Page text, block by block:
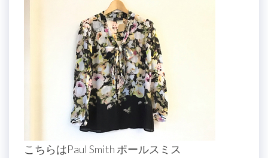
こちらはPaul Smith ポールスミス